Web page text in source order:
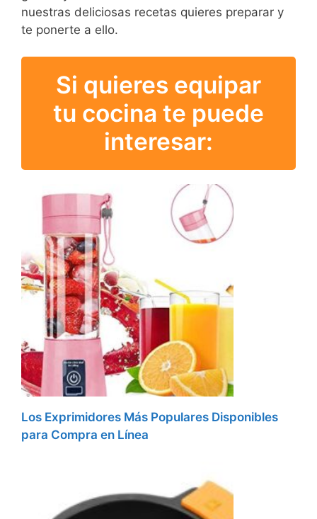
nuestras deliciosas recetas quieres preparar y
te ponerte a ello.
Si quieres equipar
tu cocina te puede
interesar:
Los Exprimidores Más Populares Disponibles
para Compra en Línea